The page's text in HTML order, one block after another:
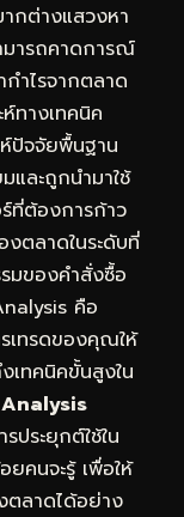
กต่างแสวงหา
มารถคาดการณ์
ำไรจากตลาด
ทางเทคนิค
ปัจจัยพื้นฐาน
และถูกนำมาใช้
ที่ต้องการก้าว
งตลาดในระดับที่
มของคำสั่งซื้อ
คือ
ทรดของคุณให้
เทคนิคขั้นสูงใน
ประยุกต์ใช้ใน
คนจะรู้ เพื่อให้
ตลาดได้อย่าง